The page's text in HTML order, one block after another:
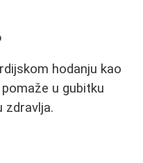
hodanju kao
u gubitku
zdravlja.